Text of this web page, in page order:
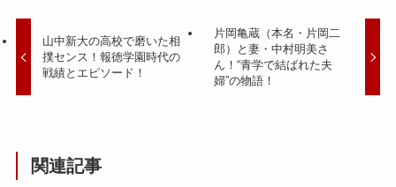
山中新大の高校で磨いた相
撲センス！報徳学園時代の
戦績とエピソード！
片岡亀蔵（本名・片岡二
郎）と妻・中村明美さ
ん！“青学で結ばれた夫
婦”の物語！
関連記事